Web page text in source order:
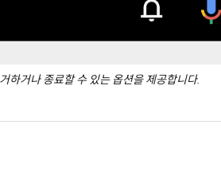
하거나 종료할 수 있는 옵션을 제공합니다.